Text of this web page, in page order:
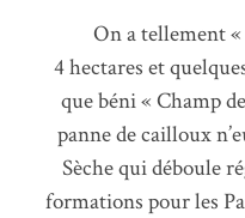
On a tellement
4 hectares et
que béni « Champ
panne de cailloux
Sèche qui déboule
formations pour les